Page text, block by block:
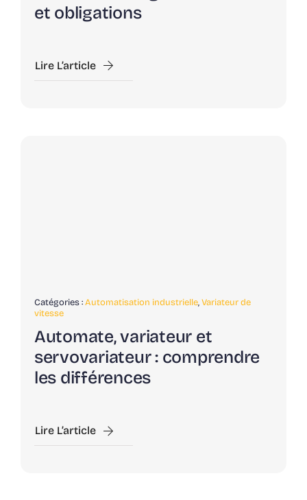
et obligations
Lire L’article
Catégories :Automatisation industrielle,Variateur de
vitesse
Automate, variateur et
servovariateur : comprendre
les différences
Lire L’article